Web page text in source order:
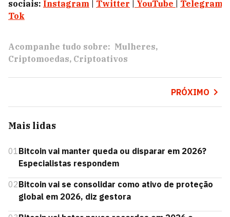
sociais: Instagram | Twitter | YouTube | Telegram
Tok
Acompanhe tudo sobre: Mulheres
Criptomoedas Criptoativos
PRÓXIMO
Mais lidas
01 Bitcoin vai manter queda ou disparar em 2026?
Especialistas respondem
02Bitcoin vai se consolidar como ativo de proteção
global em 2026, diz gestora